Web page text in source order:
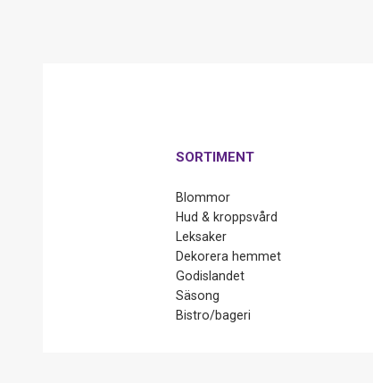
SORTIMENT
Blommor
Hud & kroppsvård
Leksaker
Dekorera hemmet
Godislandet
Säsong
Bistro/bageri